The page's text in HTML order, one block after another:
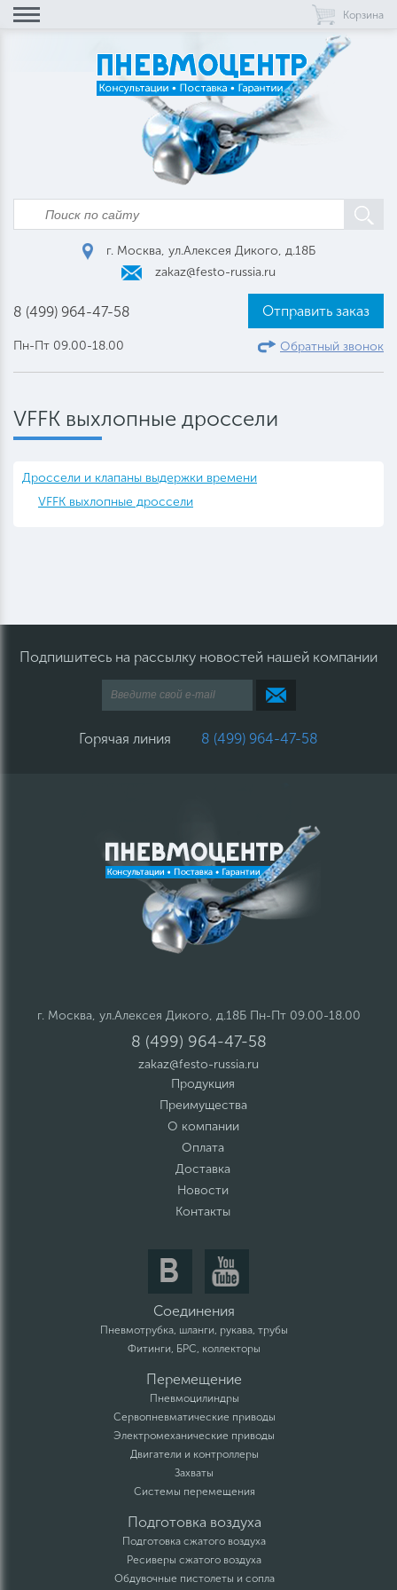
Корзина
г. Москва, ул.Алексея Дикого, д.18Б
zakaz@festo-russia.ru
8 (499) 964-47-58
Пн-Пт 09.00-18.00
Отправить заказ
Обратный звонок
VFFK выхлопные дроссели
Дроссели и клапаны выдержки времени
VFFK выхлопные дроссели
Подпишитесь на рассылку новостей нашей компании
Горячая линия 8 (499) 964-47-58
г. Москва, ул.Алексея Дикого, д.18Б Пн-Пт 09.00-18.00
8 (499) 964-47-58
zakaz@festo-russia.ru
Продукция
Преимущества
О компании
Оплата
Доставка
Новости
Контакты
Соединения
Пневмотрубка, шланги, рукава, трубы
Фитинги, БРС, коллекторы
Перемещение
Пневмоцилиндры
Сервопневматические приводы
Электромеханические приводы
Двигатели и контроллеры
Захваты
Системы перемещения
Подготовка воздуха
Подготовка сжатого воздуха
Ресиверы сжатого воздуха
Обдувочные пистолеты и сопла